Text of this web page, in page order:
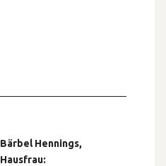
Bärbel Hennings,
Hausfrau: